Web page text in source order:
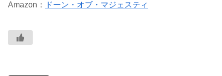
Amazon： ドーン・オブ・マジェスティ